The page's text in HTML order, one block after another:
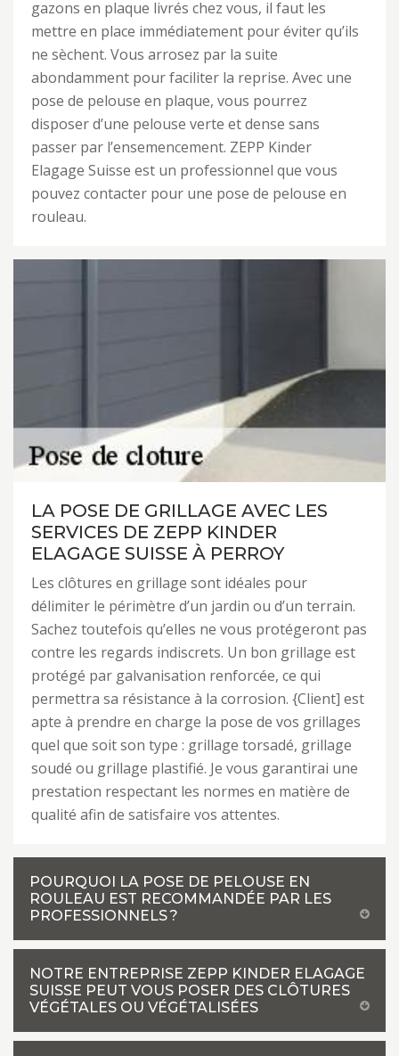
gazons en plaque livrés chez vous, il faut les
mettre en place immédiatement pour éviter qu’ils
ne sèchent. Vous arrosez par la suite
abondamment pour faciliter la reprise. Avec une
pose de pelouse en plaque, vous pourrez
disposer d’une pelouse verte et dense sans
passer par l’ensemencement. ZEPP Kinder
Elagage Suisse est un professionnel que vous
pouvez contacter pour une pose de pelouse en
rouleau.
LA POSE DE GRILLAGE AVEC LES
SERVICES DE ZEPP KINDER
ELAGAGE SUISSE À PERROY
Les clôtures en grillage sont idéales pour
délimiter le périmètre d’un jardin ou d’un terrain.
Sachez toutefois qu’elles ne vous protégeront pas
contre les regards indiscrets. Un bon grillage est
protégé par galvanisation renforcée, ce qui
permettra sa résistance à la corrosion. {Client] est
apte à prendre en charge la pose de vos grillages
quel que soit son type : grillage torsadé, grillage
soudé ou grillage plastifié. Je vous garantirai une
prestation respectant les normes en matière de
qualité afin de satisfaire vos attentes.
POURQUOI LA POSE DE PELOUSE EN
ROULEAU EST RECOMMANDÉE PAR LES
PROFESSIONNELS ?
NOTRE ENTREPRISE ZEPP KINDER ELAGAGE
SUISSE PEUT VOUS POSER DES CLÔTURES
VÉGÉTALES OU VÉGÉTALISÉES